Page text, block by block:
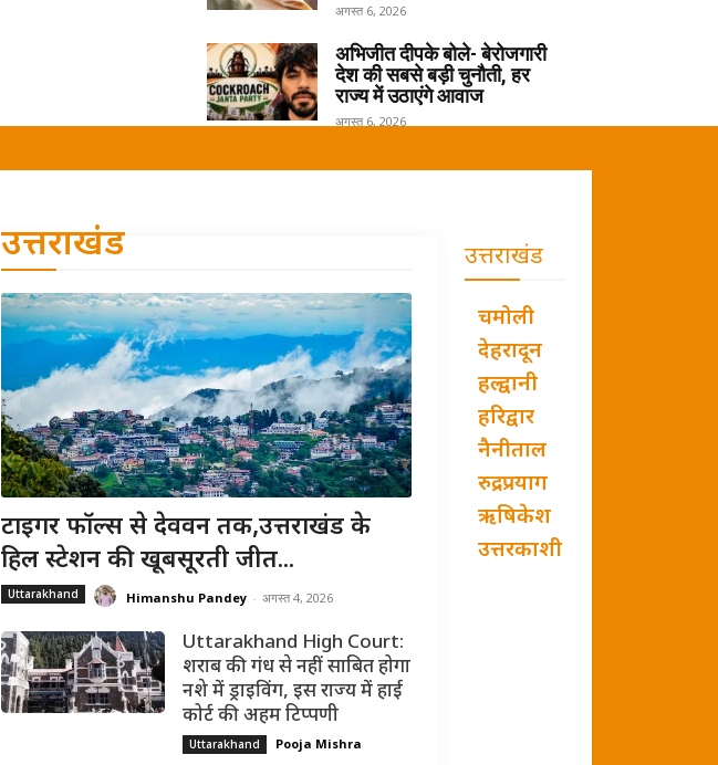
अगस्त 6, 2026
अभिजीत दीपके बोले- बेरोजगारी
देश की सबसे बड़ी चुनौती, हर
राज्य में उठाएंगे आवाज
अगस्त 6, 2026
उत्तराखंड
टाइगर फॉल्स से देववन तक,उत्तराखंड के
हिल स्टेशन की खूबसूरती जीत...
Uttarakhand Himanshu Pandey - अगस्त 4, 2026
Uttarakhand High Court:
शराब की गंध से नहीं साबित होगा
नशे में ड्राइविंग, इस राज्य में हाई
कोर्ट की अहम टिप्पणी
Uttarakhand Pooja Mishra
उत्तराखंड
चमोली
देहरादून
हल्द्वानी
हरिद्वार
नैनीताल
रुद्रप्रयाग
ऋषिकेश
उत्तरकाशी